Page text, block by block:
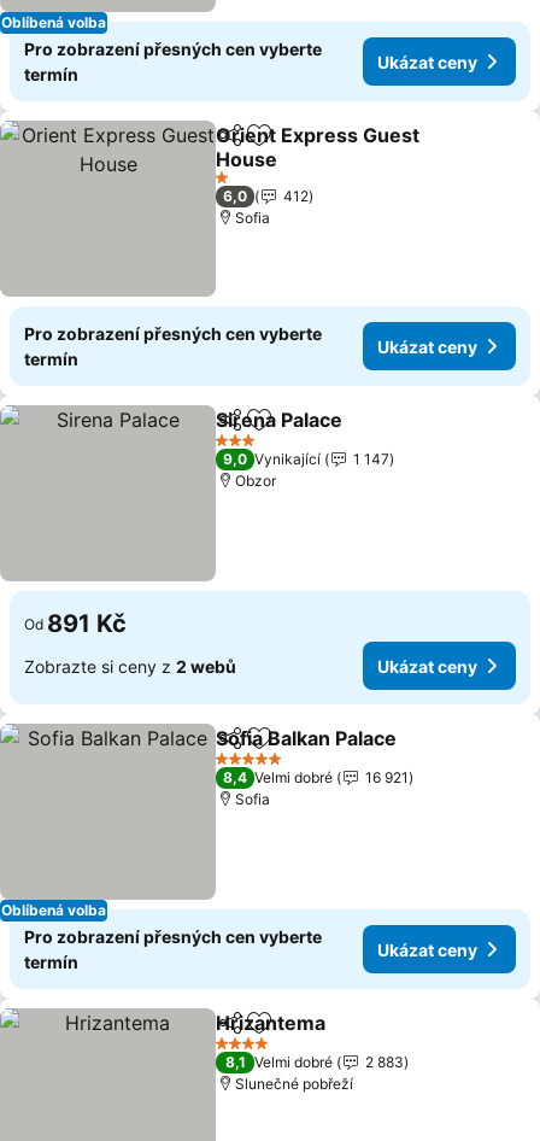
Oblíbená volba
Pro zobrazení přesných cen vyberte
termín
Ukázat ceny
SdíletPřidat na seznam oblíbených
Orient Express Guest
House
1 Počet hvězdiček
6,0
412
Sofia
Pro zobrazení přesných cen vyberte
termín
Ukázat ceny
SdíletPřidat na seznam oblíbených
Sirena Palace
3 Počet hvězdiček
9,0 Vynikající
1 147
Obzor
Od 891 Kč
Zobrazte si ceny z 2 webů Ukázat ceny
Oblíbená volba
SdíletPřidat na seznam oblíbených
Sofia Balkan Palace
5 Počet hvězdiček
8,4 Velmi dobré
16 921
Sofia
Pro zobrazení přesných cen vyberte
termín
Ukázat ceny
SdíletPřidat na seznam oblíbených
Hrizantema
4 Počet hvězdiček
8,1 Velmi dobré
2 883
Slunečné pobřeží